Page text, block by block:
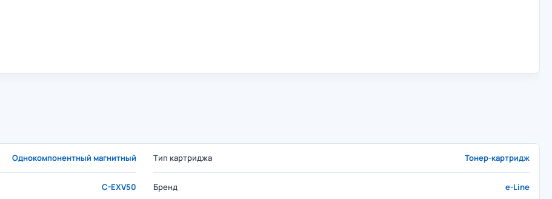
Однокомпонентный магнитный Тип картриджа Тонер-картридж
C-EXV50 Бренд e-Line